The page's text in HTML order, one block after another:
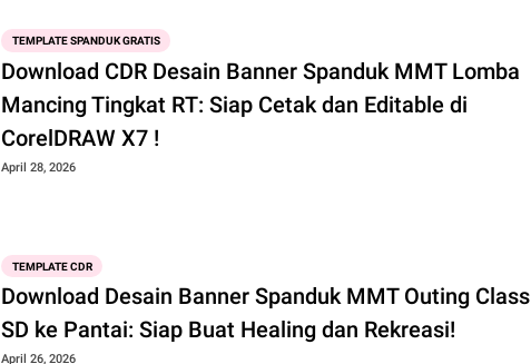
TEMPLATE SPANDUK GRATIS
Download CDR Desain Banner Spanduk MMT Lomba
Mancing Tingkat RT: Siap Cetak dan Editable di
CorelDRAW X7 !
April 28, 2026
TEMPLATE CDR
Download Desain Banner Spanduk MMT Outing Class
SD ke Pantai: Siap Buat Healing dan Rekreasi!
April 26, 2026